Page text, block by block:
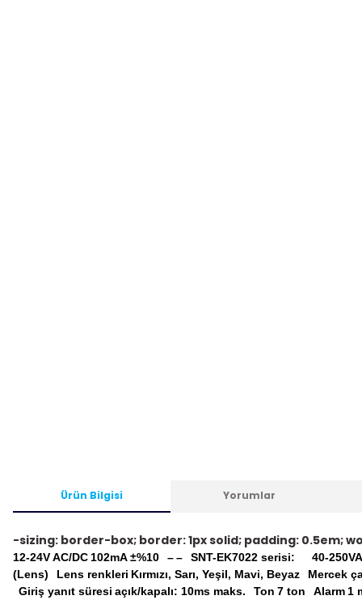
Ürün Bilgisi Yorumlar
-sizing: border-box; border: 1px solid; padding: 0.5em;
12-24V AC/DC 102mA ±%10 –– SNT-EK7022 serisi:
40-
(Lens)
Lens renkleri Kırmızı, Sarı, Yeşil, Mavi, Beyaz
Mercek
Giriş yanıt süresi açık/kapalı: 10ms maks. Ton 7 ton Alarm 1